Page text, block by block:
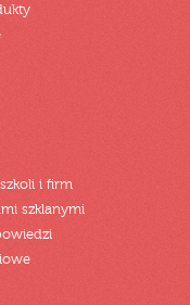
i firm
szklanymi